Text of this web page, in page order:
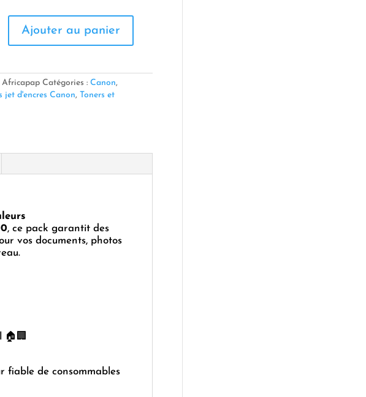
Ajouter au panier
Africapap Catégories : Canon,
jet d'encres Canon, Toners et
, ce pack garantit des
vos documents, photos
🏠🏢
fiable de consommables